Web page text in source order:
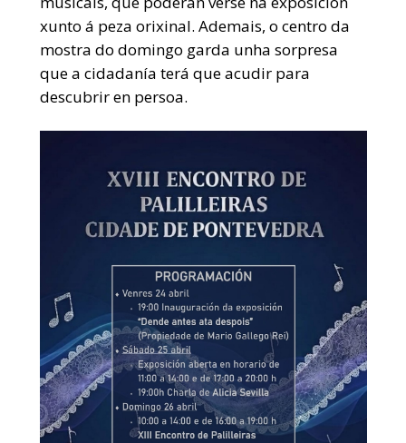
xunto á peza orixinal. Ademais, o centro da
mostra do domingo garda unha sorpresa
que a cidadanía terá que acudir para
descubrir en persoa.